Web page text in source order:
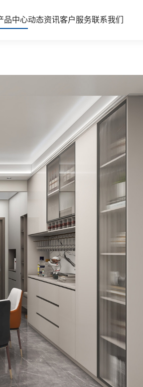
品中心动态资讯客户服务联系我们